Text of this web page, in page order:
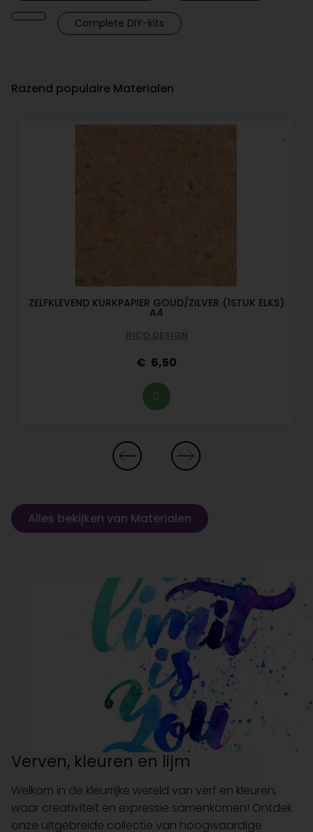
Complete DIY-kits
Razend populaire Materialen
ZELFKLEVEND KURKPAPIER GOUD/ZILVER (1STUK ELKS)
A4
RICO DESIGN
6,50
Alles bekijken van Materialen
Verven, kleuren en lijm
Welkom in de kleurrijke wereld van verf en kleuren,
waar creativiteit en expressie samenkomen! Ontdek
onze uitgebreide collectie van hoogwaardige